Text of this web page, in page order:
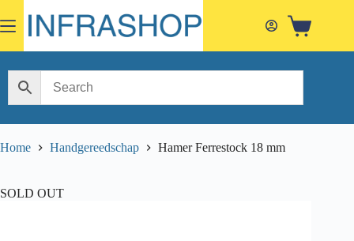
to
content
Shopping
Home Handgereedschap Hamer Ferrestock 18 mm
SOLD OUT